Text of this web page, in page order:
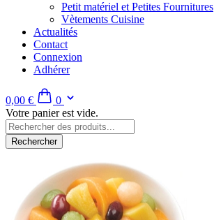
Petit matériel et Petites Fournitures
Vètements Cuisine
Actualités
Contact
Connexion
Adhérer
0,00 €
0
Votre panier est vide.
Rechercher